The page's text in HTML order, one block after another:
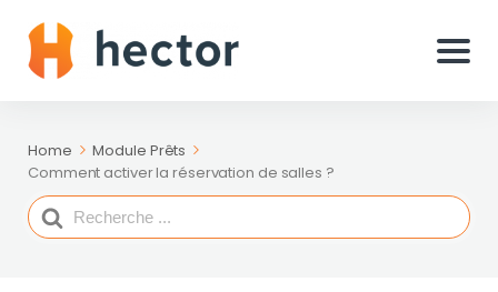
Home
Module Prêts
Comment activer la réservation de salles ?
Search
For